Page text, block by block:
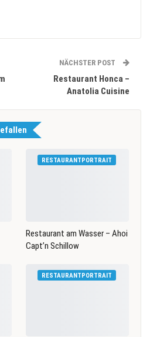
NÄCHSTER POST
Restaurant Honca –
Anatolia Cuisine
RESTAURANTPORTRAIT
Restaurant am Wasser – Ahoi
Capt’n Schillow
RESTAURANTPORTRAIT